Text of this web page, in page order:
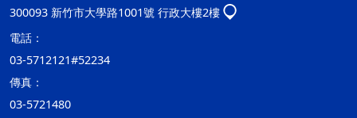
300093 新竹市大學路1001號 行政大樓2樓
電話：
03-5712121#52234
傳真：
03-5721480